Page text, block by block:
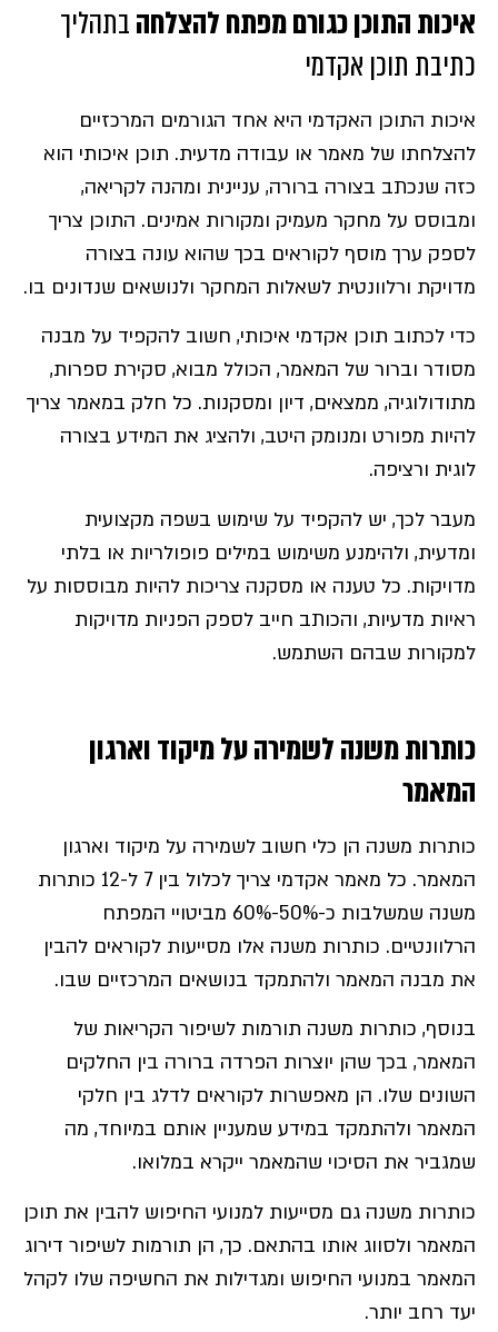
איכות התוכן כגורם מפתח להצלחהבתהליך
כתיבת תוכן אקדמי
איכות התוכן האקדמי היא אחד הגורמים המרכזיים
להצלחתו של מאמר או עבודה מדעית. תוכן איכותי הוא
כזה שנכתב בצורה ברורה, עניינית ומהנה לקריאה,
ומבוסס על מחקר מעמיק ומקורות אמינים. התוכן צריך
לספק ערך מוסף לקוראים בכך שהוא עונה בצורה
מדויקת ורלוונטית לשאלות המחקר ולנושאים שנדונים בו.
כדי לכתוב תוכן אקדמי איכותי, חשוב להקפיד על מבנה
מסודר וברור של המאמר, הכולל מבוא, סקירת ספרות,
מתודולוגיה, ממצאים, דיון ומסקנות. כל חלק במאמר צריך
להיות מפורט ומנומק היטב, ולהציג את המידע בצורה
לוגית ורציפה.
מעבר לכך, יש להקפיד על שימוש בשפה מקצועית
ומדעית, ולהימנע משימוש במילים פופולריות או בלתי
מדויקות. כל טענה או מסקנה צריכות להיות מבוססות על
ראיות מדעיות, והכותב חייב לספק הפניות מדויקות
למקורות שבהם השתמש.
כותרות משנה לשמירה על מיקוד וארגון
המאמר
כותרות משנה הן כלי חשוב לשמירה על מיקוד וארגון
המאמר. כל מאמר אקדמי צריך לכלול בין 7 ל-12 כותרות
משנה שמשלבות כ-50%-60% מביטויי המפתח
הרלוונטיים. כותרות משנה אלו מסייעות לקוראים להבין
את מבנה המאמר ולהתמקד בנושאים המרכזיים שבו.
בנוסף, כותרות משנה תורמות לשיפור הקריאות של
המאמר, בכך שהן יוצרות הפרדה ברורה בין החלקים
השונים שלו. הן מאפשרות לקוראים לדלג בין חלקי
המאמר ולהתמקד במידע שמעניין אותם במיוחד, מה
שמגביר את הסיכוי שהמאמר ייקרא במלואו.
כותרות משנה גם מסייעות למנועי החיפוש להבין את תוכן
המאמר ולסווג אותו בהתאם. כך, הן תורמות לשיפור דירוג
המאמר במנועי החיפוש ומגדילות את החשיפה שלו לקהל
יעד רחב יותר.